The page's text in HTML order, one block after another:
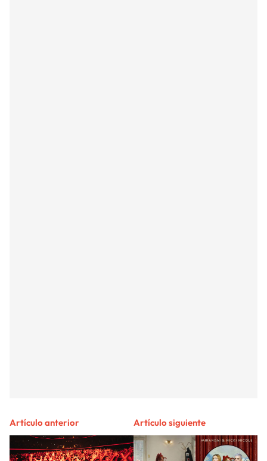
Artículo anterior Artículo siguiente